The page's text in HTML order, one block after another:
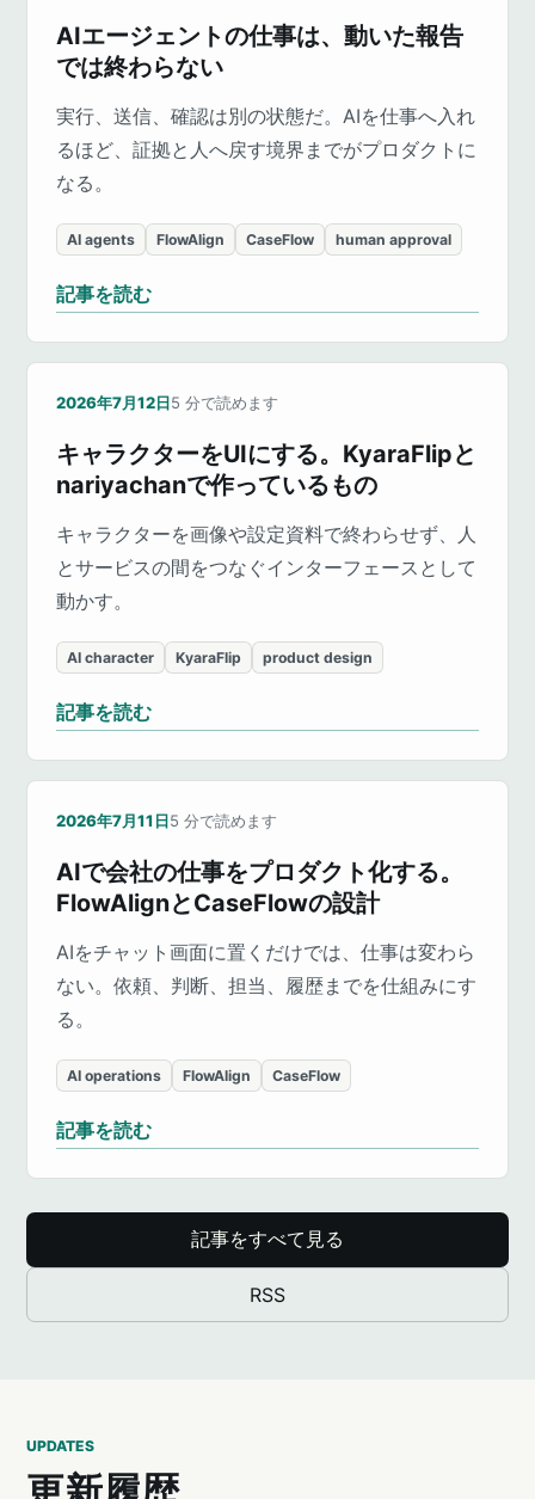
AIエージェントの仕事は、動いた報告
では終わらない
実行、送信、確認は別の状態だ。AIを仕事へ入れ
るほど、証拠と人へ戻す境界までがプロダクトに
なる。
AI agents FlowAlign CaseFlow human approval
記事を読む
2026年7月12日5 分で読めます
キャラクターをUIにする。KyaraFlipと
nariyachanで作っているもの
キャラクターを画像や設定資料で終わらせず、人
とサービスの間をつなぐインターフェースとして
動かす。
AI character KyaraFlip product design
記事を読む
2026年7月11日5 分で読めます
AIで会社の仕事をプロダクト化する。
FlowAlignとCaseFlowの設計
AIをチャット画面に置くだけでは、仕事は変わら
ない。依頼、判断、担当、履歴までを仕組みにす
る。
AI operations FlowAlign CaseFlow
記事を読む
記事をすべて見る
RSS
UPDATES